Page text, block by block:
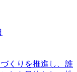
くりを推進し、誰